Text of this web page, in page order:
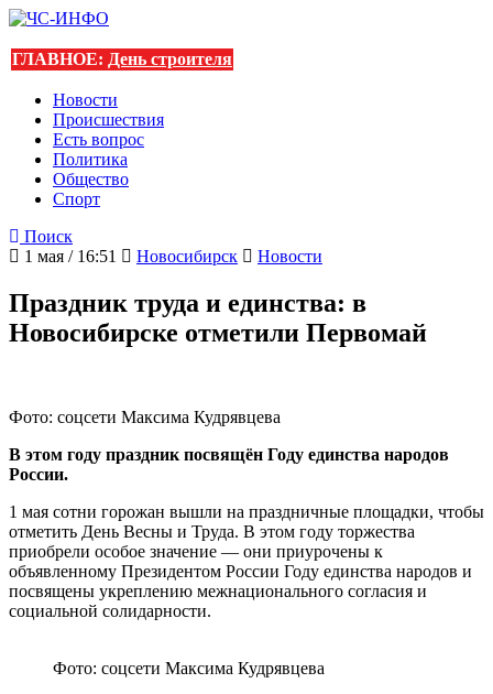
ГЛАВНОЕ: День строителя
Новости
Происшествия
Есть вопрос
Политика
Общество
Спорт
Поиск
1 мая / 16:51
Новосибирск Новости
Праздник труда и единства: в
Новосибирске отметили Первомай
Фото: соцсети Максима Кудрявцева
В этом году праздник посвящён Году единства народов
России.
1 мая сотни горожан вышли на праздничные площадки, чтобы
отметить День Весны и Труда. В этом году торжества
приобрели особое значение — они приурочены к
объявленному Президентом России Году единства народов и
посвящены укреплению межнационального согласия и
социальной солидарности.
Фото: соцсети Максима Кудрявцева